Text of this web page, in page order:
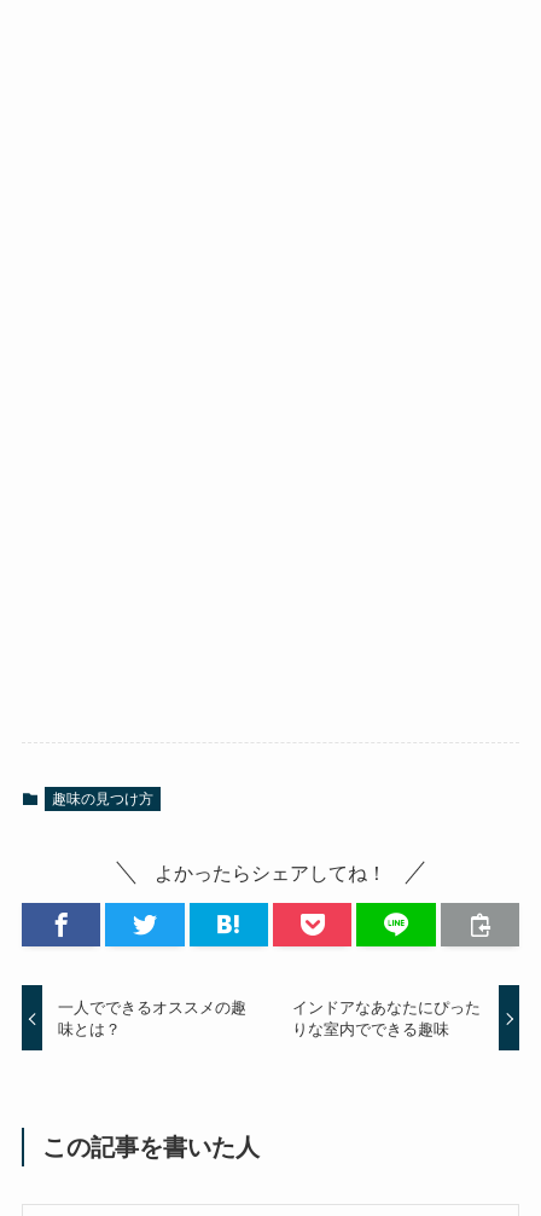
趣味の見つけ方
よかったらシェアしてね！
一人でできるオススメの趣
味とは？
インドアなあなたにぴった
りな室内でできる趣味
この記事を書いた人